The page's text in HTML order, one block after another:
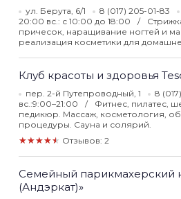
ул. Берута, 6/1 8 (017) 205-01-83
20:00 вс.: с 10:00 до 18:00
причесок, наращивание ногтей и
реализация косметики для
Клуб красоты и здоровья
пер. 2-й Путепроводный, 1 8
вс.:9:00–21:00
Фитнес, пилатес,
педикюр. Массаж, косметология,
процедуры. Сауна и солярий.
★★★★★ Отзывов: 2
Семейный парикмахерский
(Андэркат)»